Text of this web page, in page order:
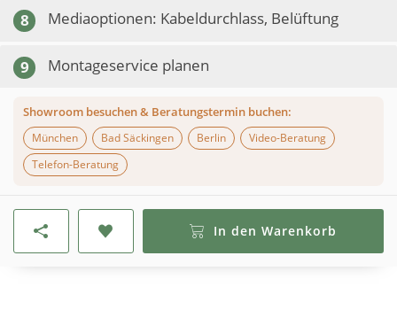
8 Mediaoptionen: Kabeldurchlass, Belüftung
9 Montageservice planen
Showroom besuchen & Beratungstermin buchen:
München
Bad Säckingen Berlin
Video-Beratung
Telefon-Beratung
In den Warenkorb